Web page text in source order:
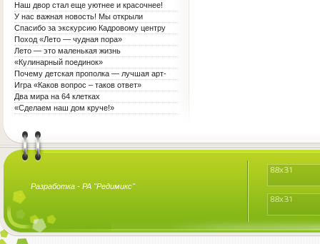
Наш двор стал еще уютнее и красочнее!
У нас важная новость! Мы открыли
Социальную гостиную.
Спасибо за экскурсию Кадровому центру
Поход «Лето — чудная пора»
Лето — это маленькая жизнь
«Кулинарный поединок»
Почему детская прополка — лучшая арт-
терапия для воспитателя?
Игра «Каков вопрос – таков ответ»
Два мира на 64 клетках
«Сделаем наш дом круче!»
Разработка - РА "Редимикс"